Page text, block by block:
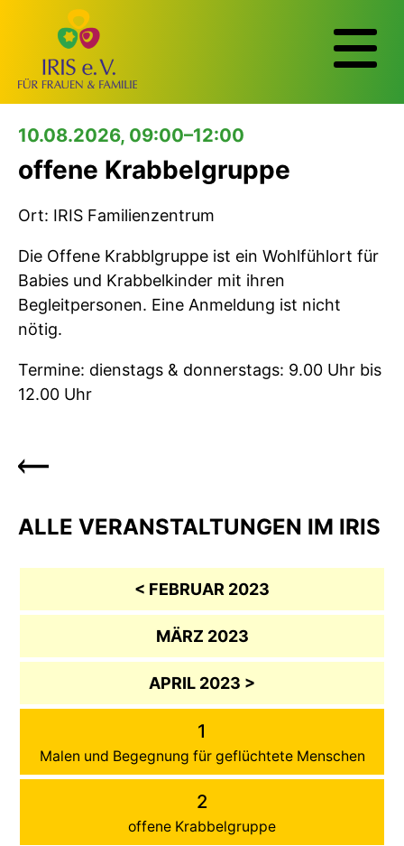
10.08.2026, 09:00–12:00
offene Krabbelgruppe
Ort: IRIS Familienzentrum
Die Offene Krabblgruppe ist ein Wohlfühlort für
Babies und Krabbelkinder mit ihren
Begleitpersonen. Eine Anmeldung ist nicht
nötig.
Termine: dienstags & donnerstags: 9.00 Uhr bis
12.00 Uhr
ALLE VERANSTALTUNGEN IM IRIS
< FEBRUAR 2023
MÄRZ 2023
APRIL 2023 >
1
Malen und Begegnung für geflüchtete Menschen
2
offene Krabbelgruppe